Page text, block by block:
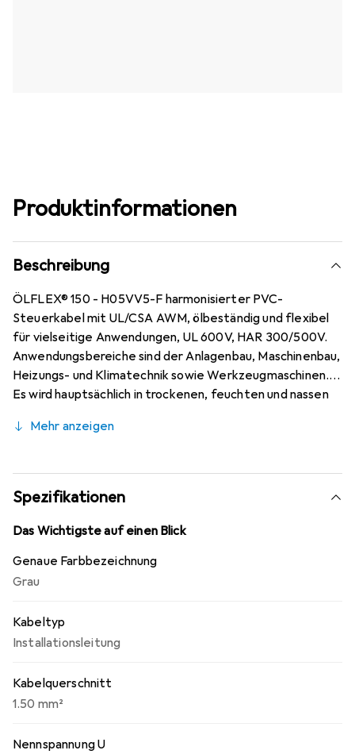
Produktinformationen
Beschreibung
ÖLFLEX® 150 - H05VV5-F harmonisierter PVC-
Steuerkabel mit UL/CSA AWM, ölbeständig und flexibel
für vielseitige Anwendungen, UL 600V, HAR 300/500V.
Anwendungsbereiche sind der Anlagenbau, Maschinenbau,
Heizungs- und Klimatechnik sowie Werkzeugmaschinen.
Es wird hauptsächlich in trockenen, feuchten und nassen
eingesetzt, jedoch nicht im Freien. Es eignet sich sowohl
flexible Anwendungen mit freier, nicht wiederkehrender
Bewegung ohne Zugbelastung oder Zwangsführung und
mittlerem mechanischen Stress.
Mehr anzeigen
Spezifikationen
Das Wichtigste auf einen Blick
Genaue Farbbezeichnung
Grau
Kabeltyp
Installationsleitung
Kabelquerschnitt
1.50 mm²
Nennspannung U